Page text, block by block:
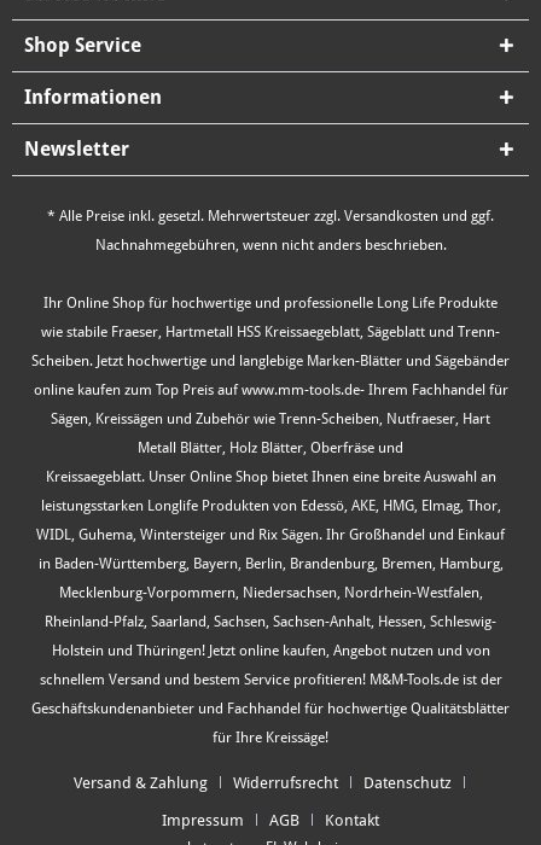
Shop Service
Informationen
Newsletter
* Alle Preise inkl. gesetzl. Mehrwertsteuer zzgl. Versandkosten und ggf.
Nachnahmegebühren, wenn nicht anders beschrieben.
Ihr Online Shop für hochwertige und professionelle Long Life Produkte
wie stabile Fraeser, Hartmetall HSS Kreissaegeblatt, Sägeblatt und Trenn-
Scheiben. Jetzt hochwertige und langlebige Marken-Blätter und Sägebänder
online kaufen zum Top Preis auf www.mm-tools.de- Ihrem Fachhandel für
Sägen, Kreissägen und Zubehör wie Trenn-Scheiben, Nutfraeser, Hart
Metall Blätter, Holz Blätter, Oberfräse und
Kreissaegeblatt. Unser Online Shop bietet Ihnen eine breite Auswahl an
leistungsstarken Longlife Produkten von Edessö, AKE, HMG, Elmag, Thor,
WIDL, Guhema, Wintersteiger und Rix Sägen. Ihr Großhandel und Einkauf
in Baden-Württemberg, Bayern, Berlin, Brandenburg, Bremen, Hamburg,
Mecklenburg-Vorpommern, Niedersachsen, Nordrhein-Westfalen,
Rheinland-Pfalz, Saarland, Sachsen, Sachsen-Anhalt, Hessen, Schleswig-
Holstein und Thüringen! Jetzt online kaufen, Angebot nutzen und von
schnellem Versand und bestem Service profitieren! M&M-Tools.de ist der
Geschäftskundenanbieter und Fachhandel für hochwertige Qualitätsblätter
für Ihre Kreissäge!
Versand & Zahlung Widerrufsrecht Datenschutz
Impressum AGB Kontakt